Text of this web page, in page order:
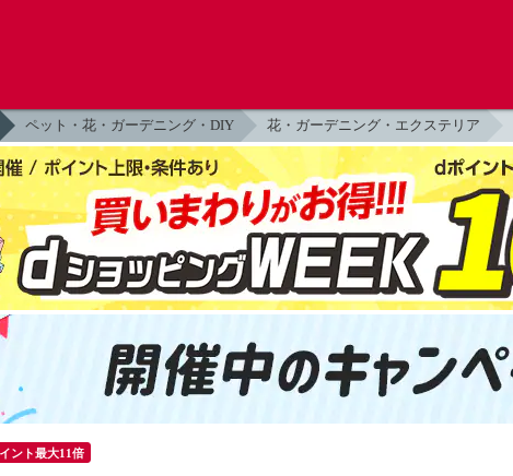
ペット・花・ガーデニング・DIY 花・ガーデニング・エクステリア
ント最大11倍